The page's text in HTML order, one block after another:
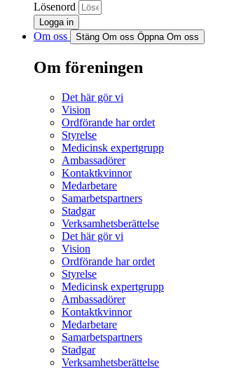
Lösenord
Logga in
Om oss Stäng Om oss Öppna Om oss
Om föreningen
Det här gör vi
Vision
Ordförande har ordet
Styrelse
Medicinsk expertgrupp
Ambassadörer
Kontaktkvinnor
Medarbetare
Samarbetspartners
Stadgar
Verksamhetsberättelse
Det här gör vi
Vision
Ordförande har ordet
Styrelse
Medicinsk expertgrupp
Ambassadörer
Kontaktkvinnor
Medarbetare
Samarbetspartners
Stadgar
Verksamhetsberättelse